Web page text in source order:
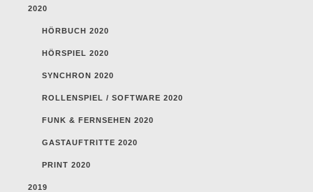
2020
HÖRBUCH 2020
HÖRSPIEL 2020
SYNCHRON 2020
ROLLENSPIEL / SOFTWARE 2020
FUNK & FERNSEHEN 2020
GASTAUFTRITTE 2020
PRINT 2020
2019